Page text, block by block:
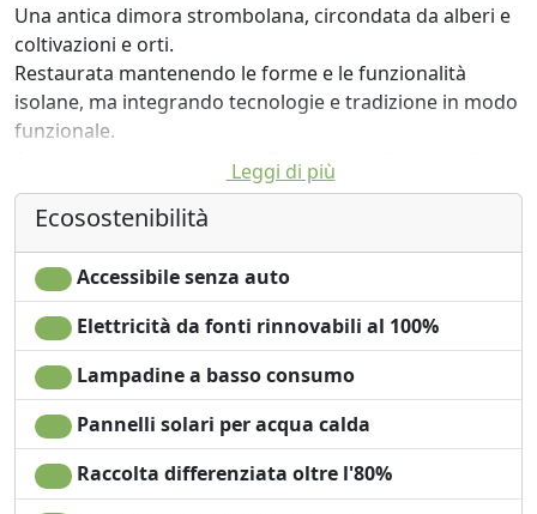
Una antica dimora strombolana, circondata da alberi e
coltivazioni e orti.
Restaurata mantenendo le forme e le funzionalità
isolane, ma integrando tecnologie e tradizione in modo
funzionale.
Attorno alla ampia veranda finestrata, adiacente alla
cucina, si dispongono su 2 piani le 5 camere (ciascuna
con proprio bagno).
Le 2 camere del primo piano dispongono di grandi
terrazzi che abbracciano con lo sguardo sia il mare che
la montagna.
Attorno alla dimora, il giardino interno offre l'ombra e il
fresco per consumare i pasti; oltre il giardino c'è la
pineta con le amache, l'agrumeto, gli orti ed i frutteti.
Benché situata nel centro abitato, la dimora è immersa
dunque nel verde e mantiene il suo spirito di antica
masseria.
Durante le stagioni fresche, la dimora è riscaldata
Leggi di più
Ecosostenibilità
Accessibile senza auto
Elettricità da fonti rinnovabili al 100%
Lampadine a basso consumo
Pannelli solari per acqua calda
Raccolta differenziata oltre l'80%